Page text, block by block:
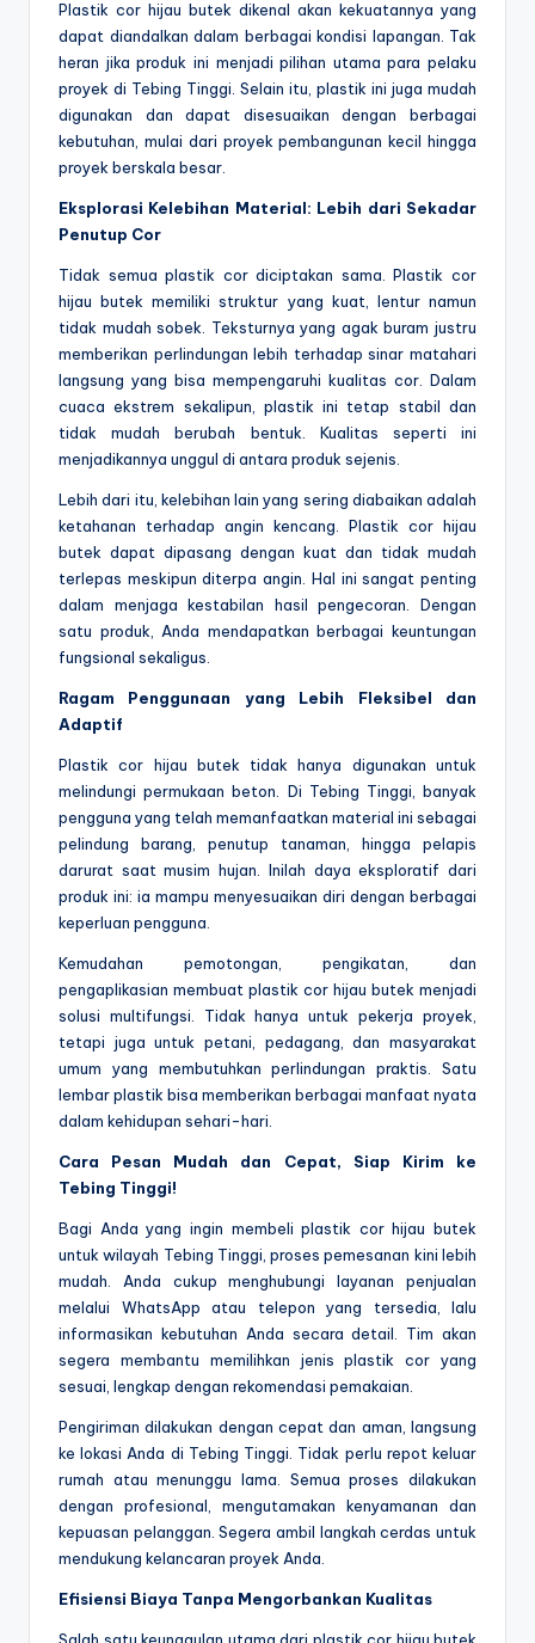
Plastik cor hijau butek dikenal akan kekuatannya yang
dapat diandalkan dalam berbagai kondisi lapangan. Tak
heran jika produk ini menjadi pilihan utama para pelaku
proyek di Tebing Tinggi. Selain itu, plastik ini juga mudah
digunakan dan dapat disesuaikan dengan berbagai
kebutuhan, mulai dari proyek pembangunan kecil hingga
proyek berskala besar.
Eksplorasi Kelebihan Material: Lebih dari Sekadar
Penutup Cor
Tidak semua plastik cor diciptakan sama. Plastik cor
hijau butek memiliki struktur yang kuat, lentur namun
tidak mudah sobek. Teksturnya yang agak buram justru
memberikan perlindungan lebih terhadap sinar matahari
langsung yang bisa mempengaruhi kualitas cor. Dalam
cuaca ekstrem sekalipun, plastik ini tetap stabil dan
tidak mudah berubah bentuk. Kualitas seperti ini
menjadikannya unggul di antara produk sejenis.
Lebih dari itu, kelebihan lain yang sering diabaikan adalah
ketahanan terhadap angin kencang. Plastik cor hijau
butek dapat dipasang dengan kuat dan tidak mudah
terlepas meskipun diterpa angin. Hal ini sangat penting
dalam menjaga kestabilan hasil pengecoran. Dengan
satu produk, Anda mendapatkan berbagai keuntungan
fungsional sekaligus.
Ragam Penggunaan yang Lebih Fleksibel dan
Adaptif
Plastik cor hijau butek tidak hanya digunakan untuk
melindungi permukaan beton. Di Tebing Tinggi, banyak
pengguna yang telah memanfaatkan material ini sebagai
pelindung barang, penutup tanaman, hingga pelapis
darurat saat musim hujan. Inilah daya eksploratif dari
produk ini: ia mampu menyesuaikan diri dengan berbagai
keperluan pengguna.
Kemudahan pemotongan, pengikatan, dan
pengaplikasian membuat plastik cor hijau butek menjadi
solusi multifungsi. Tidak hanya untuk pekerja proyek,
tetapi juga untuk petani, pedagang, dan masyarakat
umum yang membutuhkan perlindungan praktis. Satu
lembar plastik bisa memberikan berbagai manfaat nyata
dalam kehidupan sehari-hari.
Cara Pesan Mudah dan Cepat, Siap Kirim ke
Tebing Tinggi!
Bagi Anda yang ingin membeli plastik cor hijau butek
untuk wilayah Tebing Tinggi, proses pemesanan kini lebih
mudah. Anda cukup menghubungi layanan penjualan
melalui WhatsApp atau telepon yang tersedia, lalu
informasikan kebutuhan Anda secara detail. Tim akan
segera membantu memilihkan jenis plastik cor yang
sesuai, lengkap dengan rekomendasi pemakaian.
Pengiriman dilakukan dengan cepat dan aman, langsung
ke lokasi Anda di Tebing Tinggi. Tidak perlu repot keluar
rumah atau menunggu lama. Semua proses dilakukan
dengan profesional, mengutamakan kenyamanan dan
kepuasan pelanggan. Segera ambil langkah cerdas untuk
mendukung kelancaran proyek Anda.
Efisiensi Biaya Tanpa Mengorbankan Kualitas